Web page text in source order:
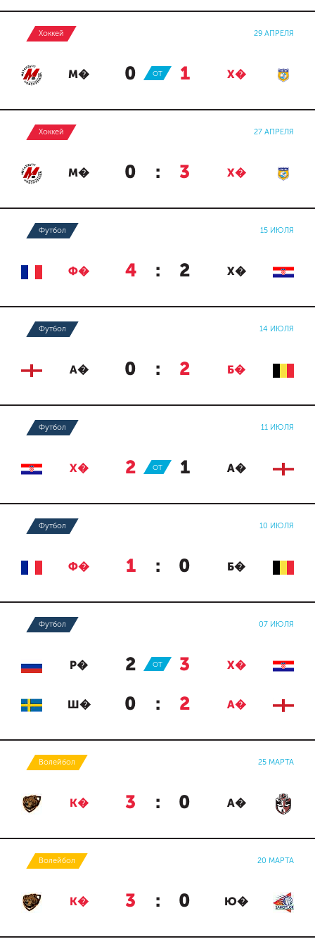
Хоккей 29 АПРЕЛЯ
М� 0 : 1 Х�
ОТ
Хоккей 27 АПРЕЛЯ
М� 0 : 3 Х�
Футбол 15 ИЮЛЯ
Ф� 4 : 2 Х�
Футбол 14 ИЮЛЯ
А� 0 : 2 Б�
Футбол 11 ИЮЛЯ
Х� 2 : 1 А�
ОТ
Футбол 10 ИЮЛЯ
Ф� 1 : 0 Б�
Футбол 07 ИЮЛЯ
Р� 2 : 3 Х�
ОТ
Ш� 0 : 2 А�
Волейбол 25 МАРТА
К� 3 : 0 А�
Волейбол 20 МАРТА
К� 3 : 0 Ю�